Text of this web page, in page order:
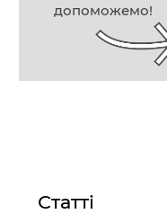
допоможемо!
Статті